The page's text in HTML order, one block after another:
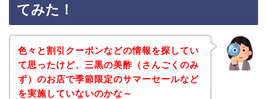
てみた！
色々と割引クーポンなどの情報を探してい
て思ったけど、三黒の美酢（さんごくのみ
ず）のお店で季節限定のサマーセールなど
を実施していないのかな～